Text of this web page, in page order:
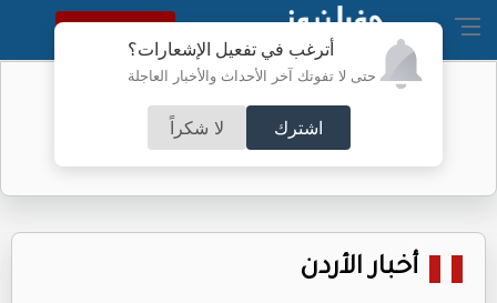
أترغب في تفعيل الإشعارات؟
حتى لا تفوتك آخر الأحداث والأخبار العاجلة
اشترك لا شكراً
النسخة الكاملة
أخبار الأردن